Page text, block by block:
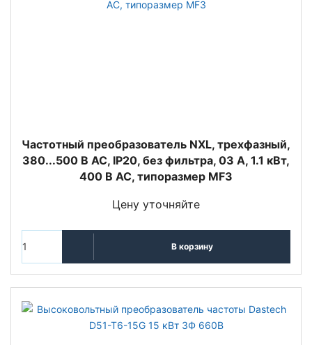
Частотный преобразователь NXL, трехфазный,
380...500 В АС, IP20, без фильтра, 03 A, 1.1 кВт,
400 В AC, типоразмер MF3
Цену уточняйте
В корзину